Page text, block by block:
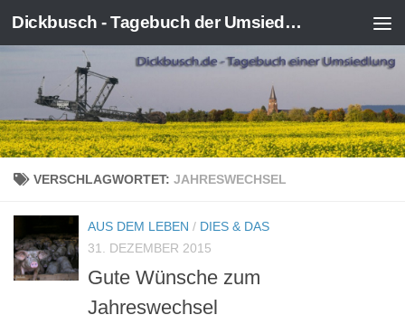
Zum Inhalt springen Dickbusch - Tagebuch der Umsiedlung von Kerpen-Manheim
VERSCHLAGWORTET: JAHRESWECHSEL
AUS DEM LEBEN / DIES & DAS
31. DEZEMBER 2015
Gute Wünsche zum
Jahreswechsel